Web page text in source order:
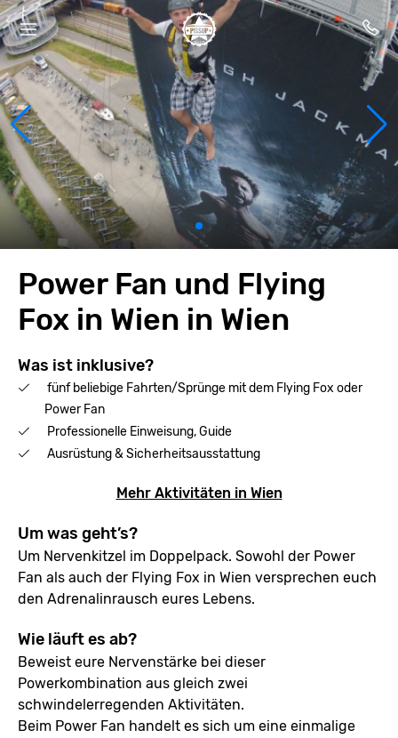
Power Fan und Flying
Fox in Wien in Wien
Was ist inklusive?
fünf beliebige Fahrten/Sprünge mit dem Flying Fox oder
Power Fan
Professionelle Einweisung, Guide
Ausrüstung & Sicherheitsausstattung
Mehr Aktivitäten in Wien
Um was geht’s?
Um Nervenkitzel im Doppelpack. Sowohl der Power
Fan als auch der Flying Fox in Wien versprechen euch
den Adrenalinrausch eures Lebens.
Wie läuft es ab?
Beweist eure Nervenstärke bei dieser
Powerkombination aus gleich zwei
schwindelerregenden Aktivitäten.
Beim Power Fan handelt es sich um eine einmalige